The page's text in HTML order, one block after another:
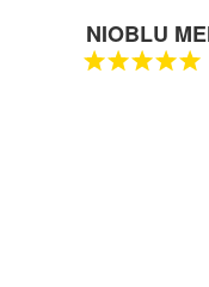
NIOBLU